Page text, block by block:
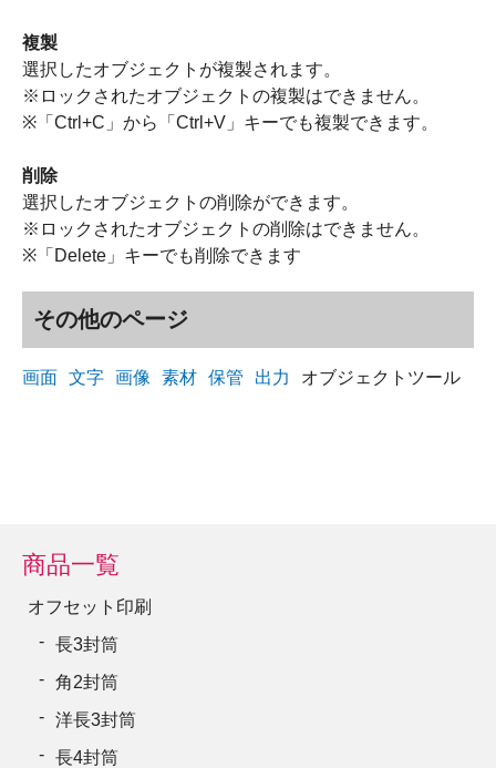
複製
選択したオブジェクトが複製されます。
※ロックされたオブジェクトの複製はできません。
※「Ctrl+C」から「Ctrl+V」キーでも複製できます。
削除
選択したオブジェクトの削除ができます。
※ロックされたオブジェクトの削除はできません。
※「Delete」キーでも削除できます
その他のページ
画面 文字 画像 素材 保管 出力 オブジェクトツール
商品一覧
オフセット印刷
長3封筒
角2封筒
洋長3封筒
長4封筒